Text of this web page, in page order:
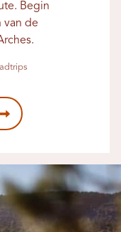
Begin
van de